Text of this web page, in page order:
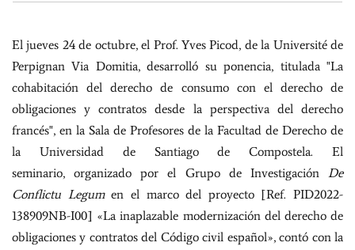
El jueves 24 de octubre, el Prof. Yves Picod, de la Université de
Perpignan Via Domitia, desarrolló su ponencia, titulada "La
cohabitación del derecho de consumo con el derecho de
obligaciones y contratos desde la perspectiva del derecho
francés", en la Sala de Profesores de la Facultad de Derecho de
la Universidad de Santiago de Compostela. El
seminario, organizado por el Grupo de Investigación De
Conflictu Legumen el marco del proyecto [Ref. PID2022-
138909NB-I00] «La inaplazable modernización del derecho de
obligaciones y contratos del Código civil español», contó con la